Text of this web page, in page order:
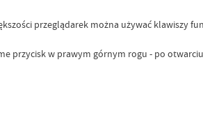
przeglądarek można używać klawiszy
przycisk w prawym górnym rogu - po